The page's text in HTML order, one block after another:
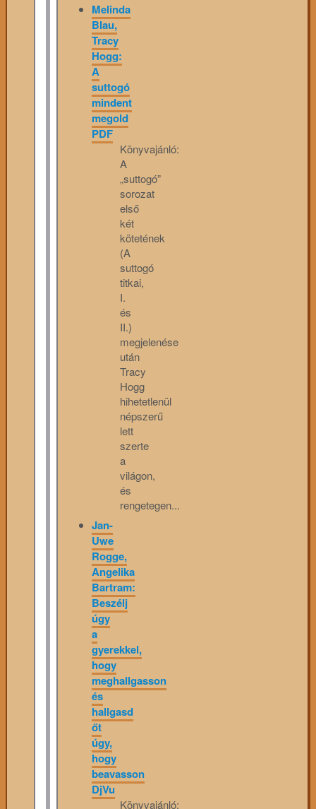
Melinda
Blau,
Tracy
Hogg:
A
suttogó
mindent
megold
PDF
Könyvajánló:
A
„suttogó”
sorozat
első
két
kötetének
(A
suttogó
titkai,
I.
és
II.)
megjelenése
után
Tracy
Hogg
hihetetlenül
népszerű
lett
szerte
a
világon,
és
rengetegen...
Jan-
Uwe
Rogge,
Angelika
Bartram:
Beszélj
úgy
a
gyerekkel,
hogy
meghallgasson
és
hallgasd
őt
úgy,
hogy
beavasson
DjVu
Könyvajánló: